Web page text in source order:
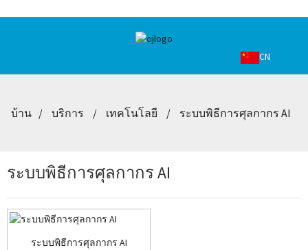
CN
บ้าน บริการ เทคโนโลยี ระบบพิธีการศุลกากร AI
ระบบพิธีการศุลกากร AI
ระบบพิธีการศุลกากร AI